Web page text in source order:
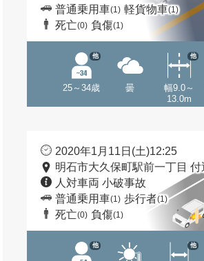
普通乗用車(1) 軽貨物車(1)
死亡(0) 負傷(1)
25～34歳
他
曇
幅9.0～
13.0m
他
2020年1月11日(土)12:25
明石市大久保町駅前一丁目 付
人対車両 小破事故
普通乗用車(1) 歩行者(1)
死亡(0) 負傷(1)
他 他